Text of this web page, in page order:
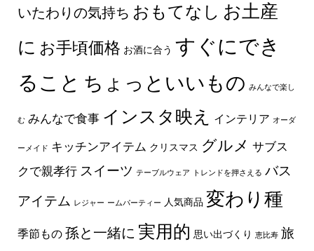
いたわりの気持ち おもてなし お土産
に お手頃価格 お酒に合う すぐにでき
ること ちょっといいもの みんなで楽し
む みんなで食事 インスタ映え インテリア オーダ
ーメイド キッチンアイテム クリスマス グルメ サブス
クで親孝行 スイーツ テーブルウェア トレンドを押さえる バス
アイテム レジャー ームパーティー 人気商品 変わり種
季節もの 孫と一緒に 実用的 思い出づくり 恵比寿 旅